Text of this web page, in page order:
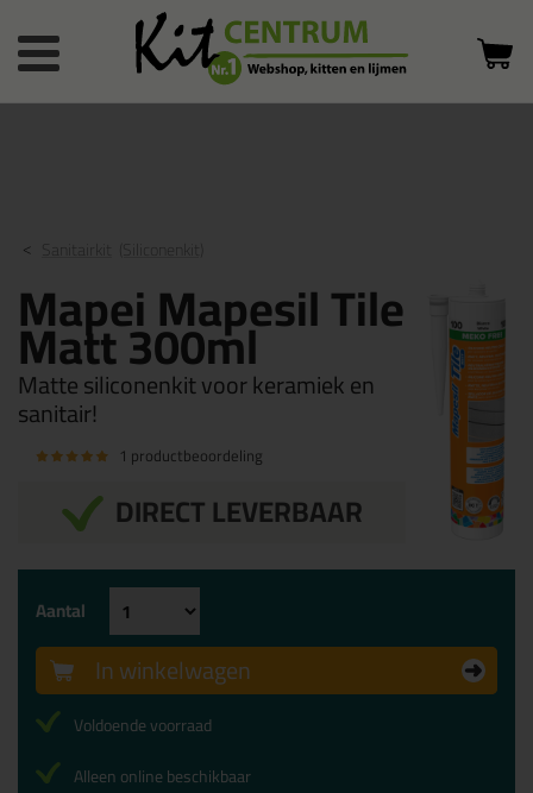
in winkelwagen
Bestelstatus
of inloggen
Mapei Mapesil Tile
Matt 300ml
Matte siliconenkit voor keramiek en
sanitair!
1 productbeoordeling
DIRECT LEVERBAAR
Aantal
In winkelwagen
Voldoende voorraad
Alleen online beschikbaar